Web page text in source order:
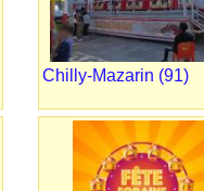
Chilly-Mazarin (91)